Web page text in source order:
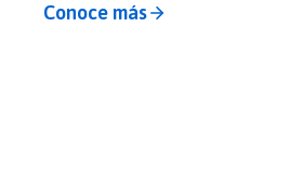
Conoce más